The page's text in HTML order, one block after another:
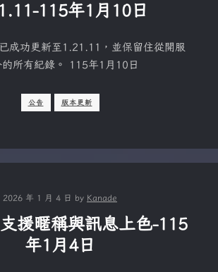
115年1月10日
成功更新至1.21.11，並保留住從開服
的所有紀錄。 115年1月10日
公告 版本更新
2026 年 1 月 4 日 by Kanade
援暱稱與訊息上色-115
年1月4日